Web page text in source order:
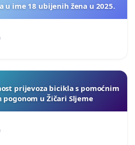
u ime 18 ubijenih žena u 2025.
prijevoza bicikla s pomoćnim
u Žičari Sljeme